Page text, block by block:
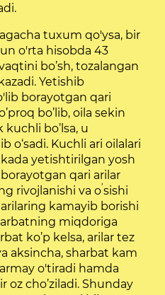
tuxum qo'ysa, bir
o'rta hisobda 43
bo’sh, tozalangan
Yetishib
borayotgan qari
bo’lib, oila sekin
bo’lsa, u
o‘sadi. Kuchli ari oilalari
yetishtirilgan yosh
qari arilar
rivojlanishi va o’sishi
kamayib borishi
miqdoriga
ko’p kelsa, arilar tez
aksincha, sharbat kam
o'tiradi hamda
oz cho’ziladi. Shunday